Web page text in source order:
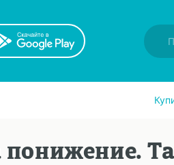
понижение.